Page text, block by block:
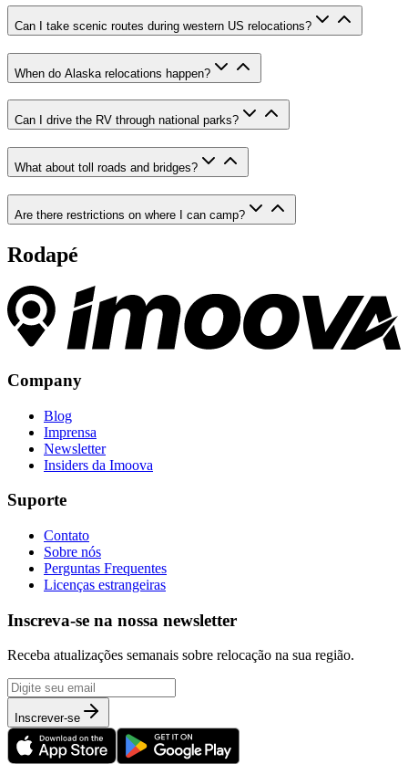
Can I take scenic routes during western US relocations?
When do Alaska relocations happen?
Can I drive the RV through national parks?
What about toll roads and bridges?
Are there restrictions on where I can camp?
Rodapé
Company
Blog
Imprensa
Newsletter
Insiders da Imoova
Suporte
Contato
Sobre nós
Perguntas Frequentes
Licenças estrangeiras
Inscreva-se na nossa newsletter
Receba atualizações semanais sobre relocação na sua região.
Inscrever-se